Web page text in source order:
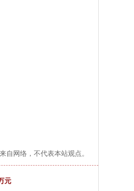
自网络，不代表本站观点。
元